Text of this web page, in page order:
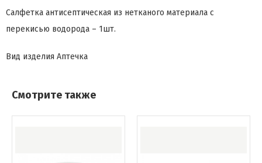
Салфетка антисептическая из нетканого материала с
перекисью водорода – 1шт.
Вид изделия Аптечка
Смотрите также